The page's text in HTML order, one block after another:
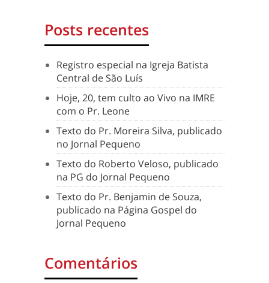
Posts recentes
Registro especial na Igreja Batista
Central de São Luís
Hoje, 20, tem culto ao Vivo na IMRE
com o Pr. Leone
Texto do Pr. Moreira Silva, publicado
no Jornal Pequeno
Texto do Roberto Veloso, publicado
na PG do Jornal Pequeno
Texto do Pr. Benjamin de Souza,
publicado na Página Gospel do
Jornal Pequeno
Comentários